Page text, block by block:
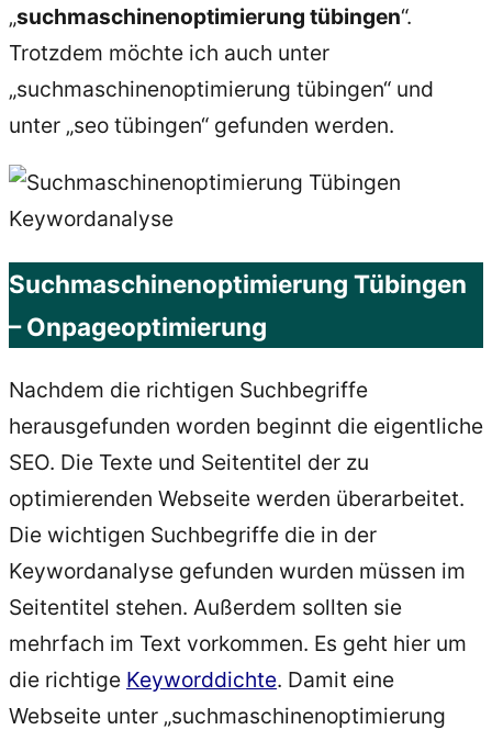
„suchmaschinenoptimierung tübingen“.
Trotzdem möchte ich auch unter
„suchmaschinenoptimierung tübingen“ und
unter „seo tübingen“ gefunden werden.
Suchmaschinenoptimierung Tübingen
– Onpageoptimierung
Nachdem die richtigen Suchbegriffe
herausgefunden worden beginnt die eigentliche
SEO. Die Texte und Seitentitel der zu
optimierenden Webseite werden überarbeitet.
Die wichtigen Suchbegriffe die in der
Keywordanalyse gefunden wurden müssen im
Seitentitel stehen. Außerdem sollten sie
mehrfach im Text vorkommen. Es geht hier um
die richtige Keyworddichte. Damit eine
Webseite unter „suchmaschinenoptimierung